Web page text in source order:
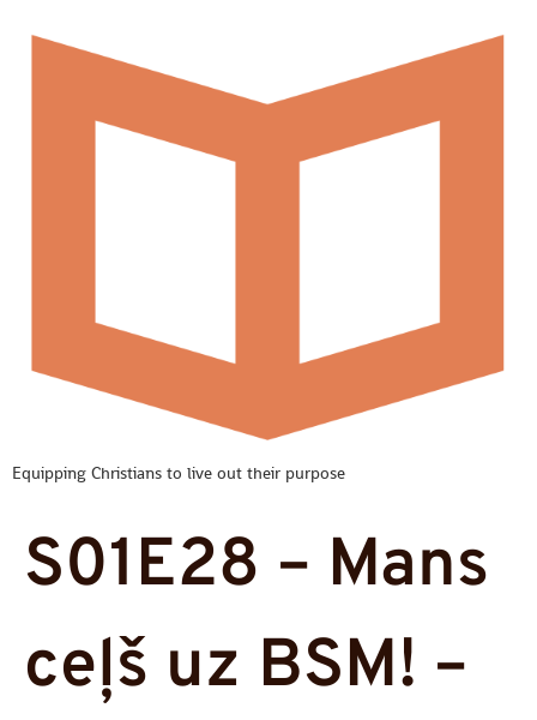
Equipping Christians to live out their purpose
S01E28 – Mans
ceļš uz BSM! –